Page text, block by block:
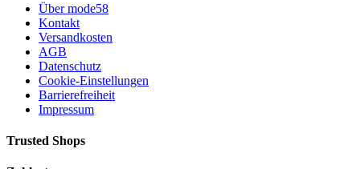
Über mode58
Kontakt
Versandkosten
AGB
Datenschutz
Cookie-Einstellungen
Barrierefreiheit
Impressum
Trusted Shops